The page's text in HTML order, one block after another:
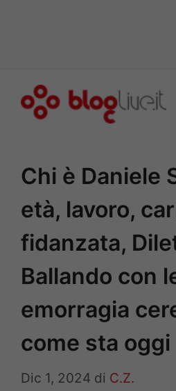
Chi è Daniele
età, lavoro,
fidanzata,
Ballando con
emorragia
come sta oggi
Dic 1, 2024 di C.Z.